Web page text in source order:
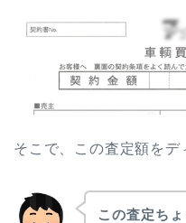
そこで、この査定額をデ
この査定ち